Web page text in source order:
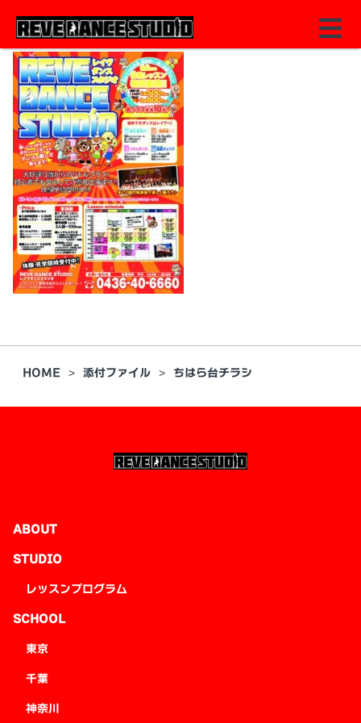
HOME 添付ファイル ちはら台チラシ
ABOUT
STUDIO
レッスンプログラム
SCHOOL
東京
千葉
神奈川